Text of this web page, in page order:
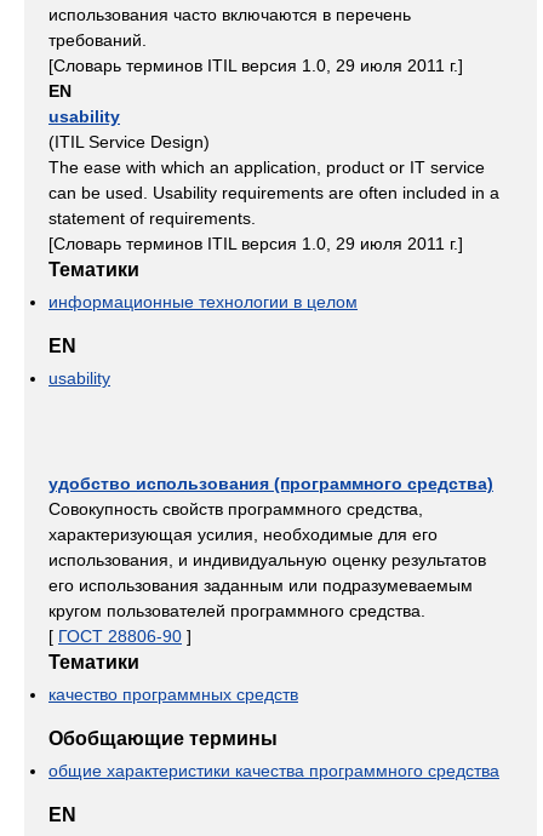
использования часто включаются в перечень
требований.
[Словарь терминов ITIL версия 1.0, 29 июля 2011 г.]
EN
usability
(ITIL Service Design)
The ease with which an application, product or IT service
can be used. Usability requirements are often included in a
statement of requirements.
[Словарь терминов ITIL версия 1.0, 29 июля 2011 г.]
Тематики
информационные технологии в целом
EN
usability
удобство использования (программного средства)
Совокупность свойств программного средства,
характеризующая усилия, необходимые для его
использования, и индивидуальную оценку результатов
его использования заданным или подразумеваемым
кругом пользователей программного средства.
[ ГОСТ 28806-90 ]
Тематики
качество программных средств
Обобщающие термины
общие характеристики качества программного средства
EN